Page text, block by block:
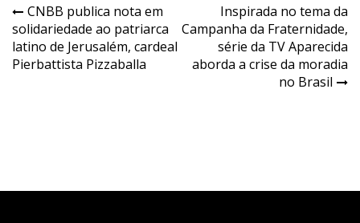
Navegação
de
Post
CNBB publica nota em
solidariedade ao patriarca
latino de Jerusalém, cardeal
Pierbattista Pizzaballa
Inspirada no tema da
Campanha da Fraternidade,
série da TV Aparecida
aborda a crise da moradia
no Brasil